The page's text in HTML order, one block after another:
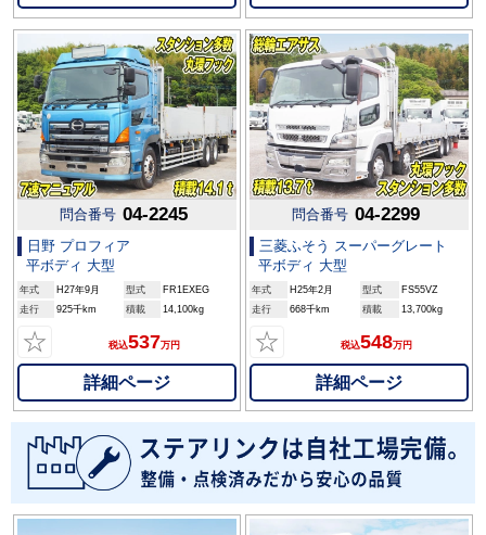
問合番号 04-2245
日野 プロフィア
平ボディ 大型
年式 H27年9月 型式
FR1EXEG
走行
925千km 積載 14,100kg
☆ 税込537万円
詳細ページ
問合番号 04-2299
三菱ふそう スーパーグレート
平ボディ 大型
年式 H25年2月 型式
FS55VZ
走行
668千km 積載 13,700kg
☆ 税込548万円
詳細ページ